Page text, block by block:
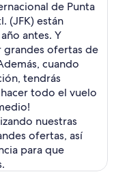
de Punta
(JFK) están
antes. Y
grandes ofertas de
cuando
tendrás
todo el vuelo
nuestras
ofertas, así
para que